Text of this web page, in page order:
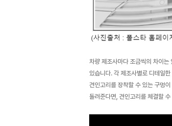
차량 제조사마다 조금씩의 차이는
있습니다. 각 제조사별로 디테일
견인고리를 장착할 수 있는 구멍
돌려준다면, 견인고리를 체결할